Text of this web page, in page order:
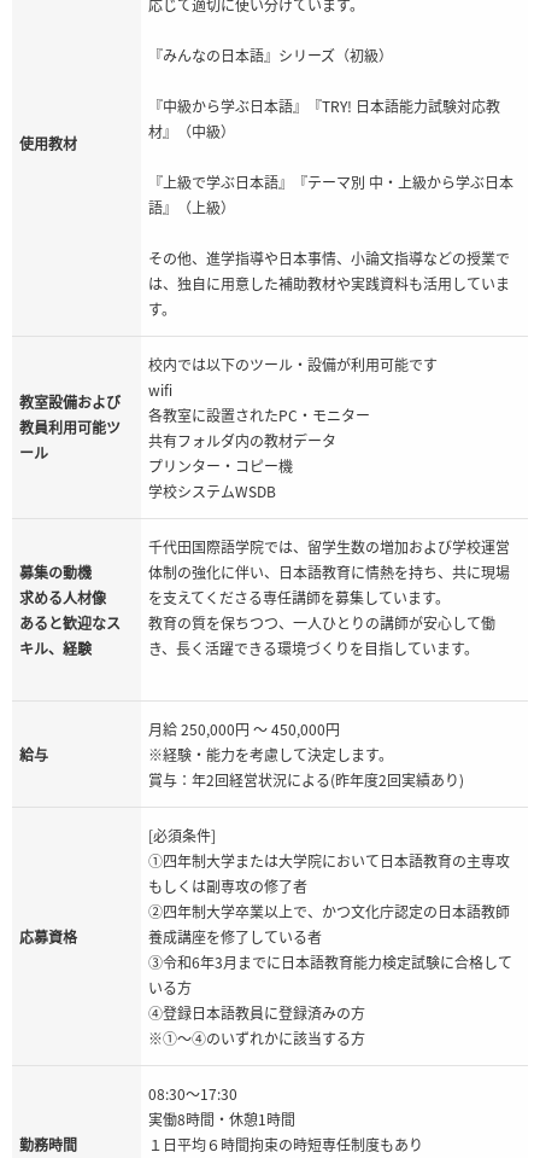
使用教材
応じて適切に使い分けています。
『みんなの日本語』シリーズ（初級）
『中級から学ぶ日本語』『TRY! 日本語能力試験対応教
材』（中級）
『上級で学ぶ日本語』『テーマ別 中・上級から学ぶ日本
語』（上級）
その他、進学指導や日本事情、小論文指導などの授業で
は、独自に用意した補助教材や実践資料も活用していま
す。
教室設備および
教員利用可能ツ
ール
校内では以下のツール・設備が利用可能です
wifi
各教室に設置されたPC・モニター
共有フォルダ内の教材データ
プリンター・コピー機
学校システムWSDB
募集の動機
求める人材像
あると歓迎なス
キル、経験
千代田国際語学院では、留学生数の増加および学校運営
体制の強化に伴い、日本語教育に情熱を持ち、共に現場
を支えてくださる専任講師を募集しています。
教育の質を保ちつつ、一人ひとりの講師が安心して働
き、長く活躍できる環境づくりを目指しています。
給与
月給 250,000円 ～ 450,000円
※経験・能力を考慮して決定します。
賞与：年2回経営状況による(昨年度2回実績あり)
応募資格
[必須条件]
①四年制大学または大学院において日本語教育の主専攻
もしくは副専攻の修了者
②四年制大学卒業以上で、かつ文化庁認定の日本語教師
養成講座を修了している者
③令和6年3月までに日本語教育能力検定試験に合格して
いる方
④登録日本語教員に登録済みの方
※①～④のいずれかに該当する方
勤務時間
08:30～17:30
実働8時間・休憩1時間
１日平均６時間拘束の時短専任制度もあり